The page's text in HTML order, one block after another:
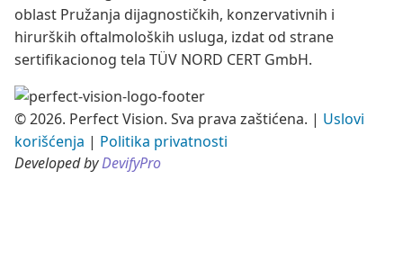
oblast Pružanja dijagnostičkih, konzervativnih i
hirurških oftalmoloških usluga, izdat od strane
sertifikacionog tela TÜV NORD CERT GmbH.
© 2026. Perfect Vision. Sva prava zaštićena. | Uslovi
korišćenja | Politika privatnosti
Developed byDevifyPro